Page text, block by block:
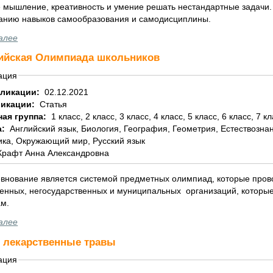
социальной сети
мышление, креативность и умение решать нестандартные
навыков самообразования и самодисциплины.
Олимпиада школьников
02.12.2021
Статья
группа:
1 класс, 2 класс, 3 класс, 4 класс, 5 класс, 6 класс, 7
Английский язык, Биология, География, Геометрия, Естествознание, Информатика, История, Литература,
Окружающий мир, Русский язык
Анна Александровна
является системой предметных олимпиад, которые
негосударственных и муниципальных организаций,
травы